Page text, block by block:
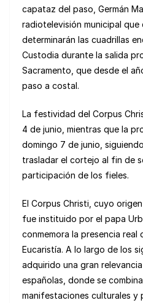
capataz del paso, Germán
radiotelevisión municipal
determinarán las cuadrillas
Custodia durante la salida
Sacramento, que desde el
paso a costal.
La festividad del Corpus
4 de junio, mientras que la
domingo 7 de junio,
trasladar el cortejo al fin de
participación de los fieles.
El Corpus Christi, cuyo
fue instituido por el papa
conmemora la presencia real
Eucaristía. A lo largo de los
adquirido una gran
españolas, donde se
manifestaciones culturales y